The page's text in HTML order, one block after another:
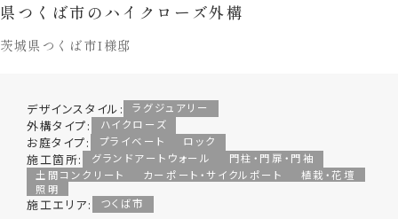
県つくば市のハイクローズ外構
茨城県つくば市I様邸
デザインスタイル: ラグジュアリー
外構タイプ: ハイクローズ
お庭タイプ: プライベート ロック
施工箇所: グランドアートウォール
門柱・門扉・門袖
土間コンクリート
カーポート・サイクルポート
植栽・花壇
照明
施工エリア: つくば市